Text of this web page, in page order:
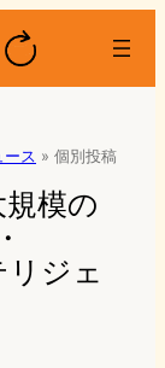
ス » 個別投稿
模の
ジェ